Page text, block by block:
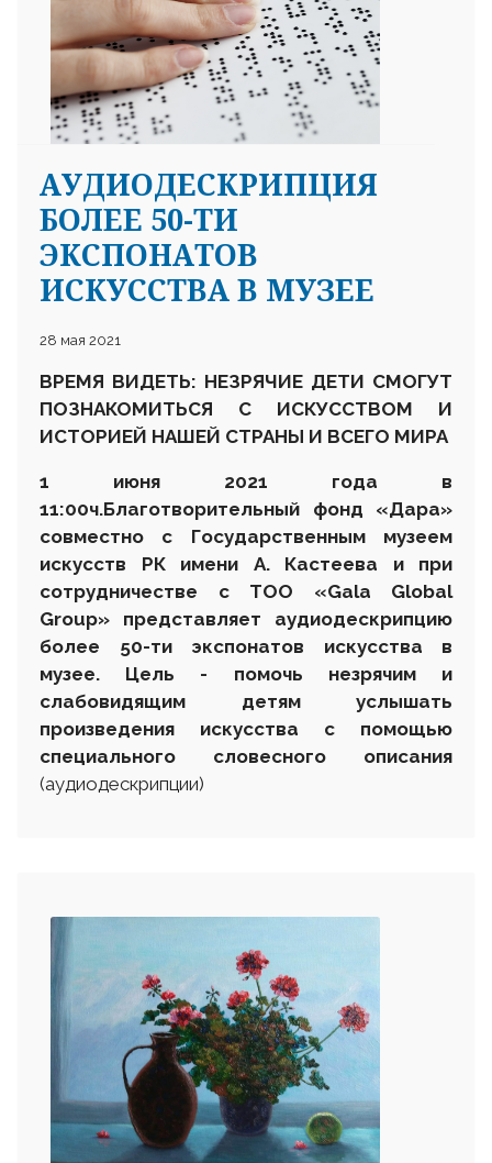
АУДИОДЕСКРИПЦИЯ
БОЛЕЕ 50-ТИ
ЭКСПОНАТОВ
ИСКУССТВА В МУЗЕЕ
28 мая 2021
ВРЕМЯ ВИДЕТЬ: НЕЗРЯЧИЕ ДЕТИ СМОГУТ
ПОЗНАКОМИТЬСЯ С ИСКУССТВОМ И
ИСТОРИЕЙ НАШЕЙ СТРАНЫ И ВСЕГО МИРА
1 июня 2021 года в
11:00ч.Благотворительный фонд «Дара»
совместно с Государственным музеем
искусств РК имени А. Кастеева и при
сотрудничестве с ТОО «Gala Global
Group» представляет аудиодескрипцию
более 50-ти экспонатов искусства в
музее. Цель - помочь незрячим и
слабовидящим детям услышать
произведения искусства с помощью
специального словесного описания
(аудиодескрипции)